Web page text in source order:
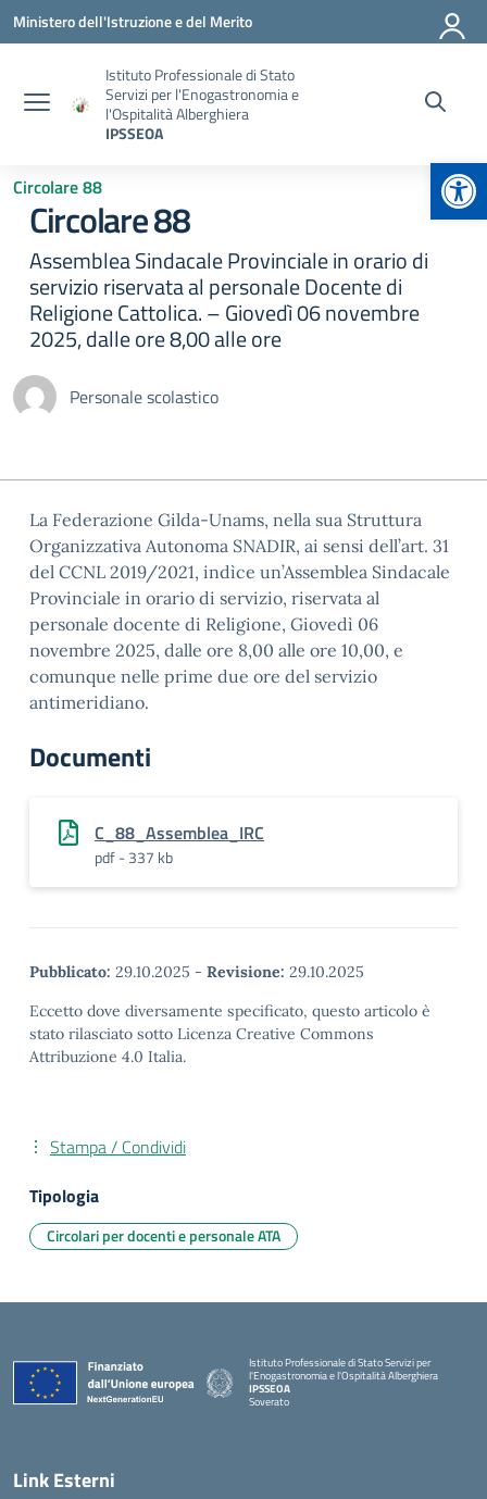
Vai ai contenuti
Vai al menu di navigazione
Vai al footer
Ministero dell'Istruzione e del Merito
Istituto Professionale di Stato
Servizi per l'Enogastronomia e
l'Ospitalità Alberghiera
IPSSEOA
Circolare 88
Circolare 88
Assemblea Sindacale Provinciale in orario di
servizio riservata al personale Docente di
Religione Cattolica. – Giovedì 06 novembre
2025, dalle ore 8,00 alle ore
Personale scolastico
La Federazione Gilda-Unams, nella sua Struttura
Organizzativa Autonoma SNADIR, ai sensi dell’art. 31
del CCNL 2019/2021, indìce un’Assemblea Sindacale
Provinciale in orario di servizio, riservata al
personale docente di Religione, Giovedì 06
novembre 2025, dalle ore 8,00 alle ore 10,00, e
comunque nelle prime due ore del servizio
antimeridiano.
Documenti
C_88_Assemblea_IRC
pdf - 337 kb
Pubblicato: 29.10.2025 - Revisione: 29.10.2025
Eccetto dove diversamente specificato, questo articolo è
stato rilasciato sotto Licenza Creative Commons
Attribuzione 4.0 Italia.
Stampa / Condividi
Tipologia
Circolari per docenti e personale ATA
Istituto Professionale di Stato Servizi per
l'Enogastronomia e l'Ospitalità Alberghiera
IPSSEOA
Soverato
Link Esterni